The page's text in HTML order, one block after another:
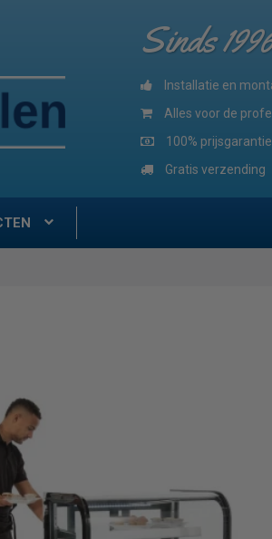
Sinds
Installatie en
Alles voor de
100% prijsgarantie
Gratis verzending